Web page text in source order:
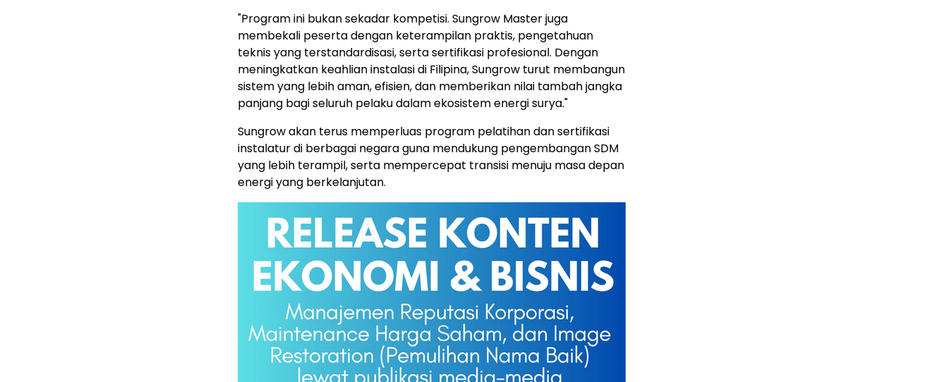
"Program ini bukan sekadar kompetisi. Sungrow Master juga
membekali peserta dengan keterampilan praktis, pengetahuan
teknis yang terstandardisasi, serta sertifikasi profesional. Dengan
meningkatkan keahlian instalasi di Filipina, Sungrow turut membangun
sistem yang lebih aman, efisien, dan memberikan nilai tambah jangka
panjang bagi seluruh pelaku dalam ekosistem energi surya."
Sungrow akan terus memperluas program pelatihan dan sertifikasi
instalatur di berbagai negara guna mendukung pengembangan SDM
yang lebih terampil, serta mempercepat transisi menuju masa depan
energi yang berkelanjutan.